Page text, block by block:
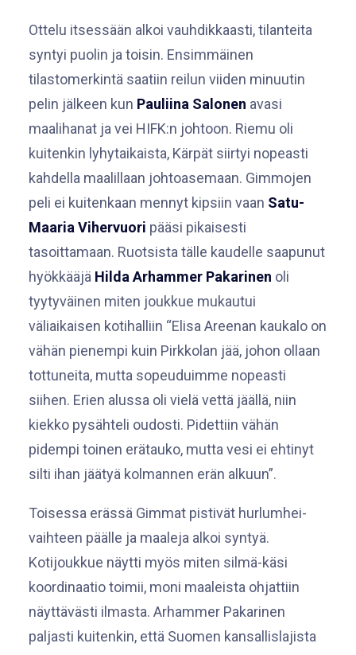
Ottelu itsessään alkoi vauhdikkaasti, tilanteita
syntyi puolin ja toisin. Ensimmäinen
tilastomerkintä saatiin reilun viiden minuutin
pelin jälkeen kun Pauliina Salonen avasi
maalihanat ja vei HIFK:n johtoon. Riemu oli
kuitenkin lyhytaikaista, Kärpät siirtyi nopeasti
kahdella maalillaan johtoasemaan. Gimmojen
peli ei kuitenkaan mennyt kipsiin vaan Satu-
Maaria Vihervuori pääsi pikaisesti
tasoittamaan. Ruotsista tälle kaudelle saapunut
hyökkääjä Hilda Arhammer Pakarinen oli
tyytyväinen miten joukkue mukautui
väliaikaisen kotihalliin “Elisa Areenan kaukalo on
vähän pienempi kuin Pirkkolan jää, johon ollaan
tottuneita, mutta sopeuduimme nopeasti
siihen. Erien alussa oli vielä vettä jäällä, niin
kiekko pysähteli oudosti. Pidettiin vähän
pidempi toinen erätauko, mutta vesi ei ehtinyt
silti ihan jäätyä kolmannen erän alkuun”.
Toisessa erässä Gimmat pistivät hurlumhei-
vaihteen päälle ja maaleja alkoi syntyä.
Kotijoukkue näytti myös miten silmä-käsi
koordinaatio toimii, moni maaleista ohjattiin
näyttävästi ilmasta. Arhammer Pakarinen
paljasti kuitenkin, että Suomen kansallislajista